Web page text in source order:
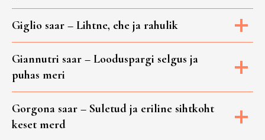
Giglio saar – Lihtne, ehe ja rahulik
Giannutri saar – Looduspargi selgus ja
puhas meri
Gorgona saar – Suletud ja eriline sihtkoht
keset merd